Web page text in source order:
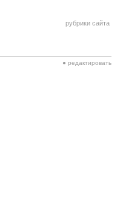
рубрики сайта
● редактировать